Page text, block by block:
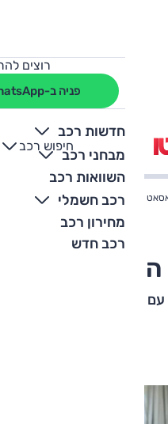
רוצים
פניה ב-WhatsApp
חדשות רכב
מבחני רכב
השוואות רכב
רכב חשמלי
מחירון רכב
רכב חדש
חיפוש רכב
+
-
החדשה בארץ
החדשה בארץ
לדרך עם אבזור עשיר ויומרות